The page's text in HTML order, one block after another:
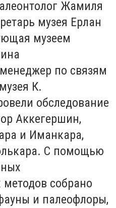
Жамиля
музея Ерлан
музеем
по связям
К.
обследование
Аккегершин,
и Иманкара,
С помощью
методов собрано
и палеофлоры,